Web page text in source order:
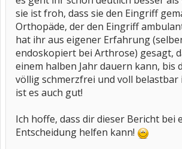
sie ist froh, dass sie den Eingriff
Orthopäde, der den Eingriff
hat ihr aus eigener Erfahrung
endoskopiert bei Arthrose) gesagt,
einem halben Jahr dauern kann, bis
völlig schmerzfrei und voll belastbar
ist es auch gut!
Ich hoffe, dass dir dieser Bericht bei
Entscheidung helfen kann!